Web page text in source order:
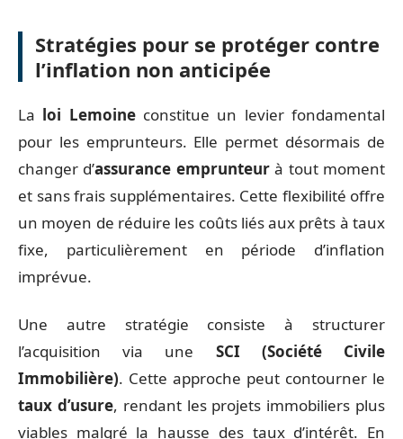
Stratégies pour se protéger contre
l’inflation non anticipée
La loi Lemoineconstitue un levier fondamental
pour les emprunteurs. Elle permet désormais de
changer d’assurance emprunteurà tout moment
et sans frais supplémentaires. Cette flexibilité offre
un moyen de réduire les coûts liés aux prêts à taux
fixe, particulièrement en période d’inflation
imprévue.
Une autre stratégie consiste à structurer
l’acquisition via une SCI (Société Civile
Immobilière). Cette approche peut contourner le
taux d’usure, rendant les projets immobiliers plus
viables malgré la hausse des taux d’intérêt. En